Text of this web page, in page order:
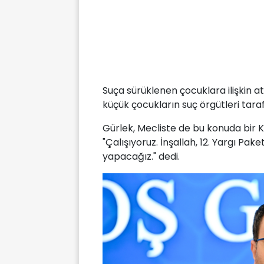
Suça sürüklenen çocuklara ilişkin
küçük çocukların suç örgütleri
Gürlek, Mecliste de bu konuda bir
"Çalışıyoruz. İnşallah, 12. Yargı
yapacağız." dedi.